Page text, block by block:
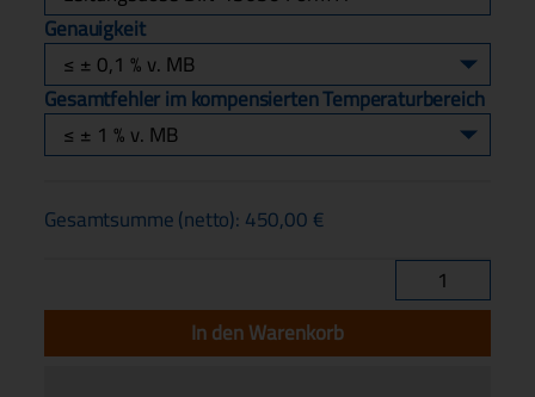
Genauigkeit
Gesamtfehler im kompensierten Temperaturbereich
Gesamtsumme (netto):450,00€
PV25L
In den Warenkorb